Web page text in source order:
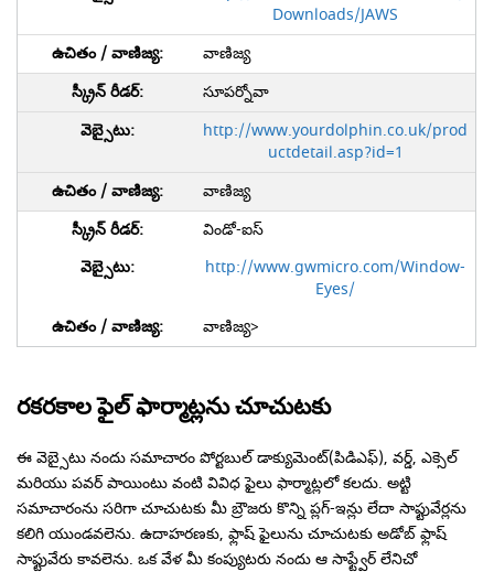
Downloads/JAWS
వాణిజ్య
సూపర్నోవా
http://www.yourdolphin.co.uk/prod
uctdetail.asp?id=1
వాణిజ్య
విండో-ఐస్
http://www.gwmicro.com/Window-
Eyes/
వాణిజ్య>
రకరకాల ఫైల్ ఫార్మాట్లను చూచుటకు
ఈ వెబ్సైటు నందు సమాచారం పోర్టబుల్ డాక్యుమెంట్(పిడిఎఫ్), వర్డ్, ఎక్సెల్
మరియు పవర్ పాయింటు వంటి వివిధ ఫైలు ఫార్మాట్లలో కలదు. అట్టి
సమాచారంను సరిగా చూచుటకు మీ బ్రౌజరు కొన్ని ప్లగ్-ఇన్లు లేదా సాఫ్టువేర్లను
కలిగి యుండవలెను. ఉదాహరణకు, ఫ్లాష్ ఫైలును చూచుటకు అడోబ్ ఫ్లాష్
సాఫ్టువేరు కావలెను. ఒక వేళ మీ కంప్యుటరు నందు ఆ సాఫ్ట్వేర్ లేనిచో